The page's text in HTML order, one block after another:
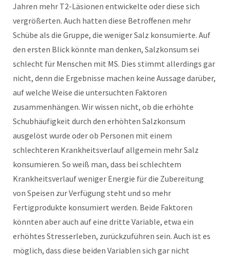
Jahren mehr T2-Läsionen entwickelte oder diese sich
vergrößerten. Auch hatten diese Betroffenen mehr
Schübe als die Gruppe, die weniger Salz konsumierte. Auf
den ersten Blick könnte man denken, Salzkonsum sei
schlecht für Menschen mit MS. Dies stimmt allerdings gar
nicht, denn die Ergebnisse machen keine Aussage darüber,
auf welche Weise die untersuchten Faktoren
zusammenhängen. Wir wissen nicht, ob die erhöhte
Schubhäufigkeit durch den erhöhten Salzkonsum
ausgelöst wurde oder ob Personen mit einem
schlechteren Krankheitsverlauf allgemein mehr Salz
konsumieren. So weiß man, dass bei schlechtem
Krankheitsverlauf weniger Energie für die Zubereitung
von Speisen zur Verfügung steht und so mehr
Fertigprodukte konsumiert werden. Beide Faktoren
könnten aber auch auf eine dritte Variable, etwa ein
erhöhtes Stresserleben, zurückzuführen sein. Auch ist es
möglich, dass diese beiden Variablen sich gar nicht